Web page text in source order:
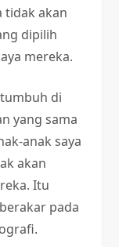
tidak akan
dipilih
mereka.
di
yang sama
anak saya
akan
Itu
pada